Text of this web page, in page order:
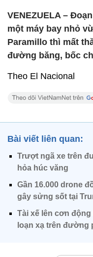
VENEZUELA –
một máy bay nhỏ
Paramillo thì mất
đường băng, bốc
Theo El Nacional
Bài viết liên quan:
Trượt ngã xe trên
hỏa húc văng
Gần 16.000 drone
gây sửng sốt tại
Tài xế lên cơn
loạn xạ trên đường